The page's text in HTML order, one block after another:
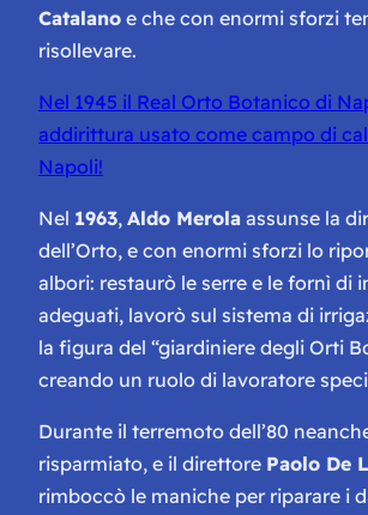
Catalano e che con enormi sforzi
risollevare.
Nel 1945 il Real Orto Botanico di
addirittura usato come campo di
Napoli!
Nel 1963, Aldo Merola assunse la
dell’Orto, e con enormi sforzi lo
albori: restaurò le serre e le fornì di
adeguati, lavorò sul sistema di
la figura del “giardiniere degli Orti
creando un ruolo di lavoratore
Durante il terremoto dell’80
risparmiato, e il direttore Paolo De
rimboccò le maniche per riparare i